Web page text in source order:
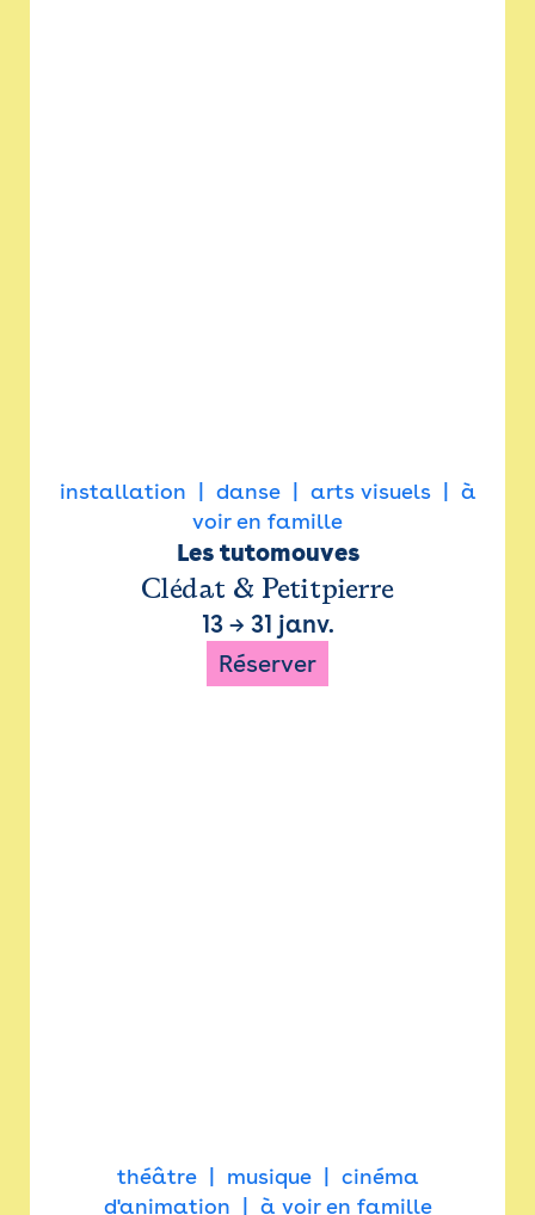
installation danse arts visuels
à
voir en famille
Les tutomouves
Clédat & Petitpierre
13→ 31 janv.
Réserver
théâtre musique
cinéma
d'animation
à voir en famille